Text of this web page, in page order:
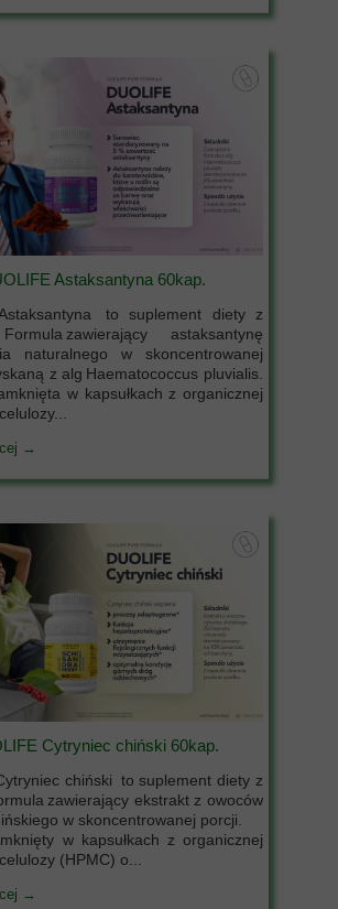
Astaksantyna 60kap.
to suplement diety z
zawierający astaksantynę
naturalnego w skoncentrowanej
z alg Haematococcus pluvialis.
w kapsułkach z organicznej
→
Cytryniec chiński 60kap.
chiński to suplement diety z
zawierający ekstrakt z owoców
w skoncentrowanej porcji.
w kapsułkach z organicznej
(HPMC) o...
→